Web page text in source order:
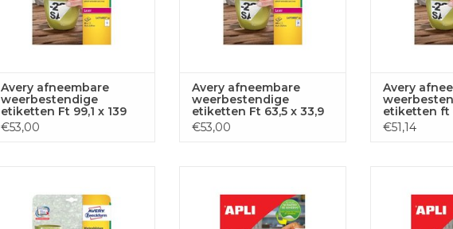
Avery afneembare
weerbestendige
etiketten Ft 99,1 x 139
mm (b x h), wit, doos
van 80 etiketten
€53,00
Avery afneembare
weerbestendige
etiketten Ft 63,5 x 33,9
mm (b x h), wit, doos
van 480 etiketten
€53,00
Avery
etiketten ft
mm (b x h),
van 20
€51,14
wit, 160 etik.
(3057)